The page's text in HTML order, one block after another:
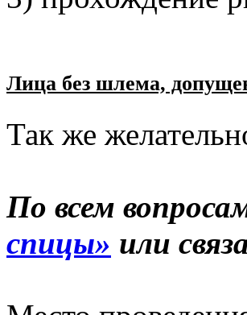
Лица без шлема,
Так же
По всем
спицы» или